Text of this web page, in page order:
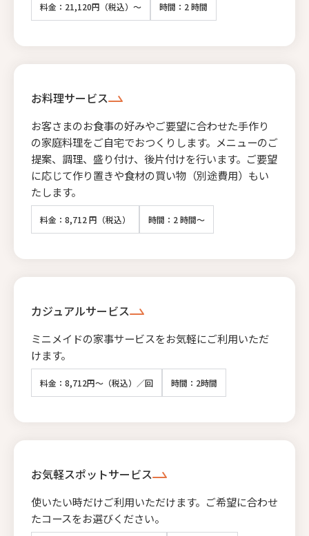
料金：21,120円（税込）～ 時間：2 時間
お料理サービス
お客さまのお食事の好みやご要望に合わせた手作り
の家庭料理をご自宅でおつくりします。メニューのご
提案、調理、盛り付け、後片付けを行います。ご要望
に応じて作り置きや食材の買い物（別途費用）もい
たします。
料金：8,712 円（税込） 時間：2 時間～
カジュアルサービス
ミニメイドの家事サービスをお気軽にご利用いただ
けます。
料金：8,712円～（税込）／回 時間：2時間
お気軽スポットサービス
使いたい時だけご利用いただけます。ご希望に合わせ
たコースをお選びください。